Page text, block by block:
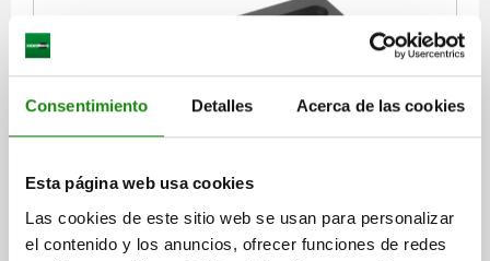
Consentimiento Detalles Acerca de las cookies
Esta página web usa cookies
Las cookies de este sitio web se usan para personalizar
el contenido y los anuncios, ofrecer funciones de redes
LONGITUD TOTAL=100 B=32 C=19
ROSCA=M12
FUERZA DE SUJECIÓN N=10200-25600
PAR DE APRIETE MÁX. NM=80